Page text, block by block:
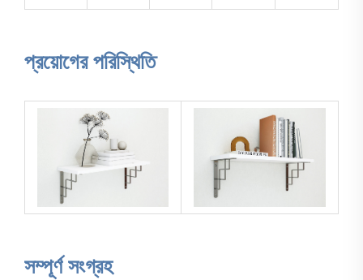
প্রয়োগের পরিস্থিতি
সম্পূর্ণ সংগ্রহ